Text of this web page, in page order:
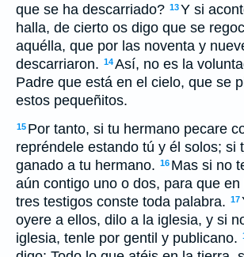
que se ha descarriado? 13Y si
halla, de cierto os digo que se
aquélla, que por las noventa y
descarriaron. 14Así, no es la
Padre que está en el cielo, que se
estos pequeñitos.
15 Por tanto, si tu hermano pecare
repréndele estando tú y él solos; si
ganado a tu hermano. 16 Mas si no
aún contigo uno o dos, para que
tres testigos conste toda palabra. 17
oyere a ellos, dilo a la iglesia, y si
iglesia, tenle por gentil y publicano.